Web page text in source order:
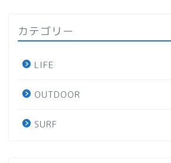
カテゴリー
LIFE
OUTDOOR
SURF